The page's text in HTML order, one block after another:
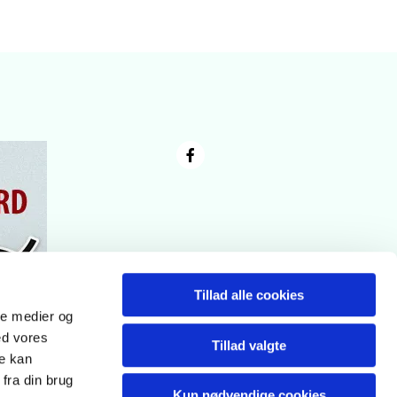
medier og
vores
kan
din brug
Tillad alle cookies
Tillad valgte